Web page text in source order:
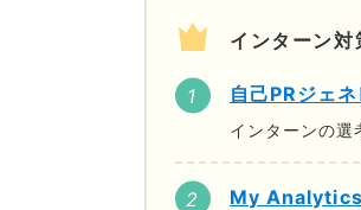
インターン対
自己PRジェ
インターンの選
My Analytics